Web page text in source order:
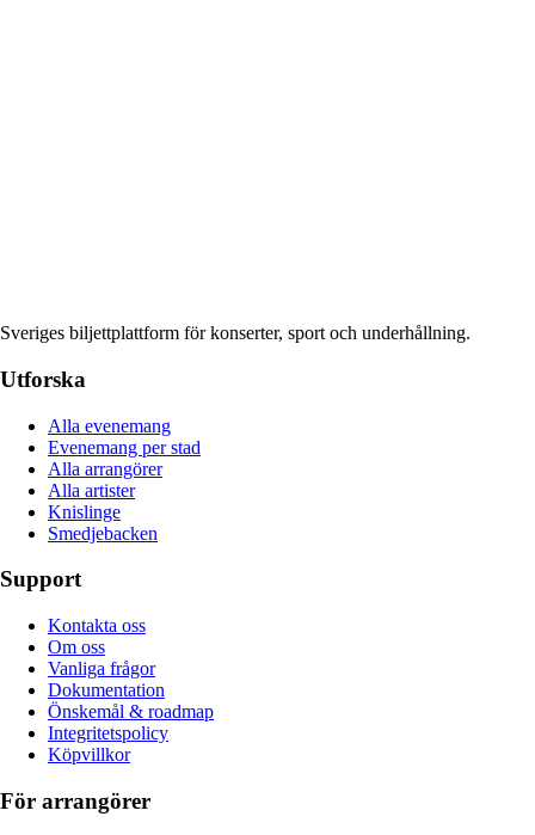
Sveriges biljettplattform för konserter, sport och underhållning.
Utforska
Alla evenemang
Evenemang per stad
Alla arrangörer
Alla artister
Knislinge
Smedjebacken
Support
Kontakta oss
Om oss
Vanliga frågor
Dokumentation
Önskemål & roadmap
Integritetspolicy
Köpvillkor
För arrangörer